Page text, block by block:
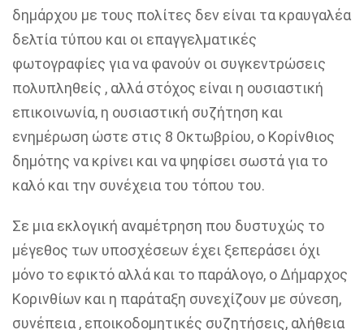
δημάρχου με τους πολίτες δεν είναι τα κραυγαλέα
δελτία τύπου και οι επαγγελματικές
φωτογραφίες για να φανούν οι συγκεντρώσεις
πολυπληθείς , αλλά στόχος είναι η ουσιαστική
επικοινωνία, η ουσιαστική συζήτηση και
ενημέρωση ώστε στις 8 Οκτωβρίου, ο Κορίνθιος
δημότης να κρίνει και να ψηφίσει σωστά για το
καλό και την συνέχεια του τόπου του.
Σε μια εκλογική αναμέτρηση που δυστυχώς το
μέγεθος των υποσχέσεων έχει ξεπεράσει όχι
μόνο το εφικτό αλλά και το παράλογο, ο Δήμαρχος
Κορινθίων και η παράταξη συνεχίζουν με σύνεση,
συνέπεια , εποικοδομητικές συζητήσεις, αλήθεια